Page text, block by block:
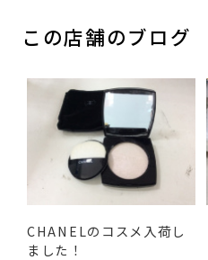
この店舗のブログ
CHANELのコスメ入荷し
ました！